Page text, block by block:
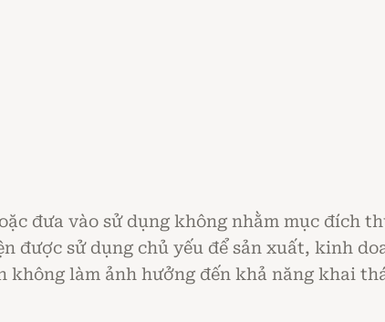
đưa vào sử dụng không nhằm mục đích
được sử dụng chủ yếu để sản xuất, kinh
làm ảnh hưởng đến khả năng khai